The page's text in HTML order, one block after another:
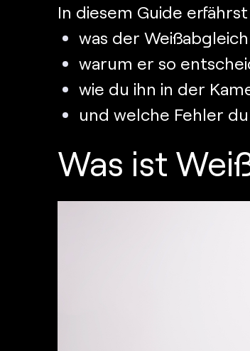
In diesem Guide
was der
warum er so
wie du ihn in der
und welche Fehler
Was ist